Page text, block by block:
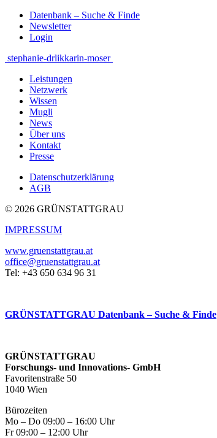
Datenbank – Suche & Finde
Newsletter
Login
Beitragsnavigation
stephanie-drlikkarin-moser
Leistungen
Netzwerk
Wissen
Mugli
News
Über uns
Kontakt
Presse
Datenschutzerklärung
AGB
© 2026 GRÜNSTATTGRAU
IMPRESSUM
www.gruenstattgrau.at
office@gruenstattgrau.at
Tel: +43 650 634 96 31
GRÜNSTATTGRAU Datenbank – Suche & Finde
GRÜNSTATTGRAU
Forschungs- und Innovations- GmbH
Favoritenstraße 50
1040 Wien
Bürozeiten
Mo – Do 09:00 – 16:00 Uhr
Fr 09:00 – 12:00 Uhr